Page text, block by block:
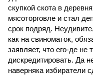
скупкой скота в
мясоторговле и стал
срок подряд.
как на свиноматок,
заявляет, что его-де не
дискредитировать. Да
наверняка избиратели